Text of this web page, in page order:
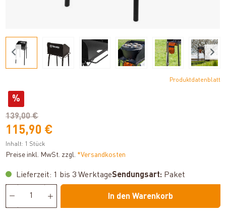
Produktdatenblatt
%
139,00 €
115,90 €
Inhalt: 1 Stück
Preise inkl. MwSt. zzgl. *Versandkosten
Lieferzeit: 1 bis 3 WerktageSendungsart: Paket
In den Warenkorb